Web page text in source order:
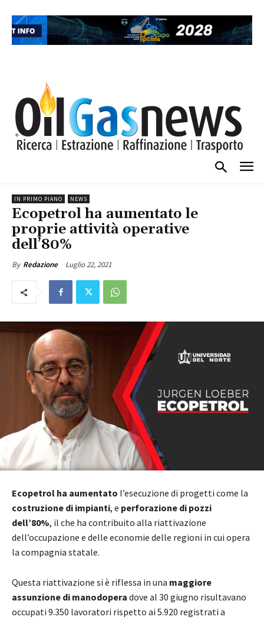
IN PRIMO PIANO NEWS
Ecopetrol ha aumentato le
proprie attività operative
dell’80%
By Redazione Luglio 22, 2021
Ecopetrol ha aumentato l’esecuzione di progetti come la
costruzione di impianti, e perforazione di pozzi
dell’80%, il che ha contribuito alla riattivazione
dell’occupazione e delle economie delle regioni in cui opera
la compagnia statale.
Questa riattivazione si è riflessa in una maggiore
assunzione di manodopera dove al 30 giugno risultavano
occupati 9.350 lavoratori rispetto ai 5.920 registrati a